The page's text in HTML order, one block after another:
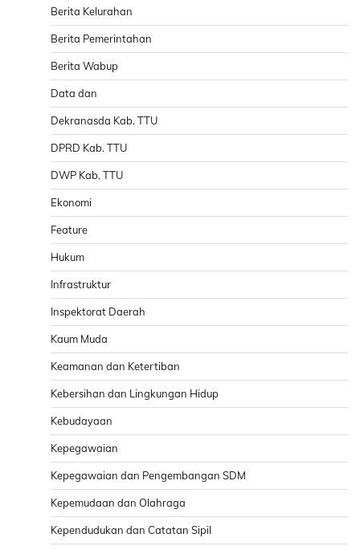
Berita Kelurahan
Berita Pemerintahan
Berita Wabup
Data dan
Dekranasda Kab. TTU
DPRD Kab. TTU
DWP Kab. TTU
Ekonomi
Feature
Hukum
Infrastruktur
Inspektorat Daerah
Kaum Muda
Keamanan dan Ketertiban
Kebersihan dan Lingkungan Hidup
Kebudayaan
Kepegawaian
Kepegawaian dan Pengembangan SDM
Kepemudaan dan Olahraga
Kependudukan dan Catatan Sipil